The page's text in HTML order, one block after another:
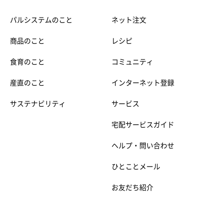
パルシステムのこと
商品のこと
食育のこと
産直のこと
サステナビリティ
ネット注文
レシピ
コミュニティ
インターネット登録
サービス
宅配サービスガイド
ヘルプ・問い合わせ
ひとことメール
お友だち紹介